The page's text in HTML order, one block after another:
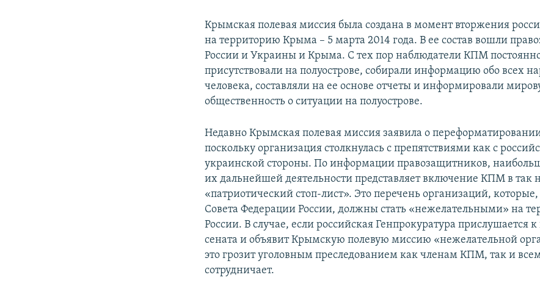
Крымская полевая миссия была создана в момент вторжения
на территорию Крыма – 5 марта 2014 года. В ее состав вошли
России и Украины и Крыма. С тех пор наблюдатели КПМ
присутствовали на полуострове, собирали информацию обо всех
человека, составляли на ее основе отчеты и информировали
общественность о ситуации на полуострове.
Недавно Крымская полевая миссия заявила о
поскольку организация столкнулась с препятствиями как с
украинской стороны. По информации правозащитников,
их дальнейшей деятельности представляет включение КПМ в так
«патриотический стоп-лист». Это перечень организаций,
Совета Федерации России, должны стать «нежелательными» на
России. В случае, если российская Генпрокуратура прислушается
сената и объявит Крымскую полевую миссию «нежелательной
это грозит уголовным преследованием как членам КПМ, так и
сотрудничает.